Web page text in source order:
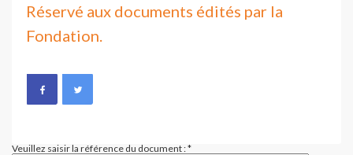
Réservé aux documents édités par la
Fondation.
Veuillez saisir la référence du document :*